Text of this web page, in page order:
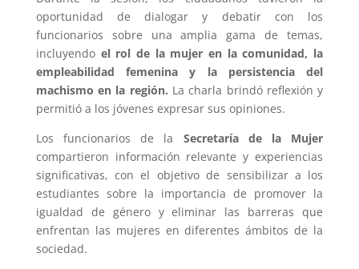
oportunidad de dialogar y debatir con los
funcionarios sobre una amplia gama de temas,
incluyendo el rol de la mujer en la comunidad, la
empleabilidad femenina y la persistencia del
machismo en la región. La charla brindó reflexión y
permitió a los jóvenes expresar sus opiniones.
Los funcionarios de la Secretaría de la Mujer
compartieron información relevante y experiencias
significativas, con el objetivo de sensibilizar a los
estudiantes sobre la importancia de promover la
igualdad de género y eliminar las barreras que
enfrentan las mujeres en diferentes ámbitos de la
sociedad.